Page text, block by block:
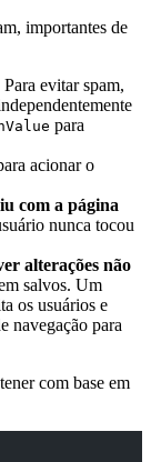
importantes de
Para evitar spam,
para
acionar o
com a página
nunca tocou
alterações não
salvos. Um
os usuários e
navegação para
com base em